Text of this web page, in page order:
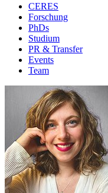
CERES
Forschung
PhDs
Studium
PR & Transfer
Events
Team